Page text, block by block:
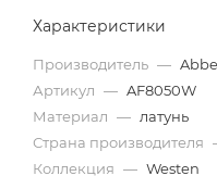
Характеристики
Производитель —
Артикул — AF8050W
Материал — латунь
Страна производителя
Коллекция — Westen